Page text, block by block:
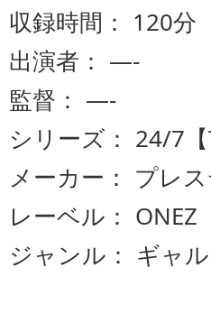
収録時間： 120分
出演者： —-
監督： —-
シリーズ： 24/7【
メーカー： プレ
レーベル： ONEZ
ジャンル： ギャ